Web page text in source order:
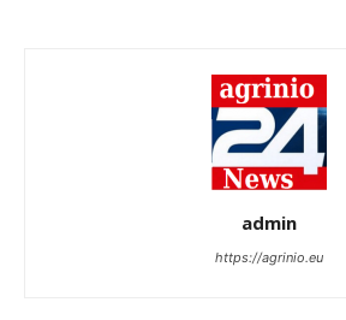
admin
https://agrinio.eu